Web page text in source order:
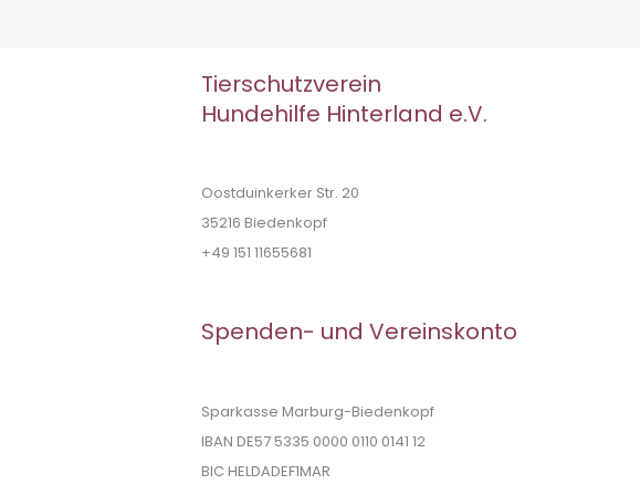
Tierschutzverein
Hundehilfe Hinterland e.V.
Oostduinkerker Str. 20
35216 Biedenkopf
+49 151 11655681
Spenden- und Vereinskonto
Sparkasse Marburg-Biedenkopf
IBAN DE57 5335 0000 0110 0141 12
BIC HELDADEF1MAR